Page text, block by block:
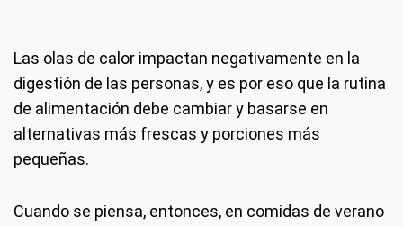
Las olas de calor impactan negativamente en la
digestión de las personas, y es por eso que la rutina
de alimentación debe cambiar y basarse en
alternativas más frescas y porciones más
pequeñas.
Cuando se piensa, entonces, en comidas de verano